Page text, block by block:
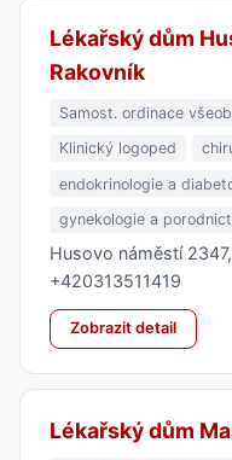
Lékařský dům
Rakovník
Samost. ordinace
Klinický logoped
endokrinologie a
gynekologie a
Husovo náměstí
+420313511419
Zobrazit detail
Lékařský dům